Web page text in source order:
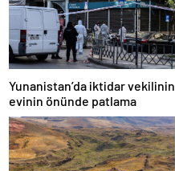
Yunanistan’da iktidar vekilinin
evinin önünde patlama